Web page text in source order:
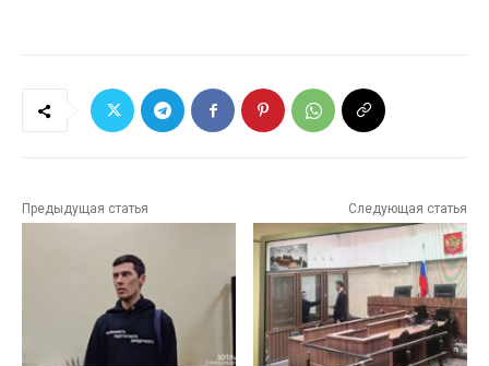
Предыдущая статья Следующая статья